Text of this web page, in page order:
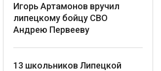
Игорь Артамонов вручил
липецкому бойцу СВО
Андрею Первееву
13 школьников Липецкой